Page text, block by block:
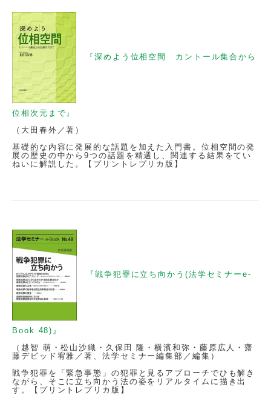
『深めよう位相空間 カントール集合から
位相次元まで』
（大田春外／著）
基礎的な内容に発展的な話題を加えた入門書。位相空間の発
展の歴史の中から9つの話題を精選し、関連する結果をてい
ねいに解説した。【プリントレプリカ版】
『戦争犯罪に立ち向かう(法学セミナーe-
Book 48)』
（越智 萌・松山沙織・久保田 隆・横濱和弥・藤原広人・齋
藤デビッド宥雅／著、法学セミナー編集部／編集）
戦争犯罪を「緊急事態」の犯罪と見るアプローチでひも解き
ながら、そこに立ち向かう法の姿をリアルタイムに描き出
す。【プリントレプリカ版】